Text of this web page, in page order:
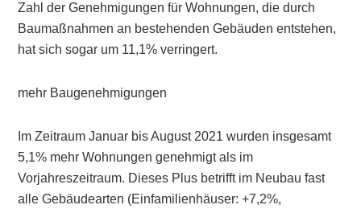
Zahl der Genehmigungen für Wohnungen, die durch
Baumaßnahmen an bestehenden Gebäuden entstehen,
hat sich sogar um 11,1% verringert.
mehr Baugenehmigungen
Im Zeitraum Januar bis August 2021 wurden insgesamt
5,1% mehr Wohnungen genehmigt als im
Vorjahreszeitraum. Dieses Plus betrifft im Neubau fast
alle Gebäudearten (Einfamilienhäuser: +7,2%,